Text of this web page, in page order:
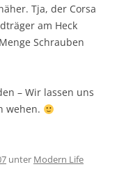
Tja, der Corsa
am Heck
Schrauben
– Wir lassen uns
wehen.
unter Modern Life